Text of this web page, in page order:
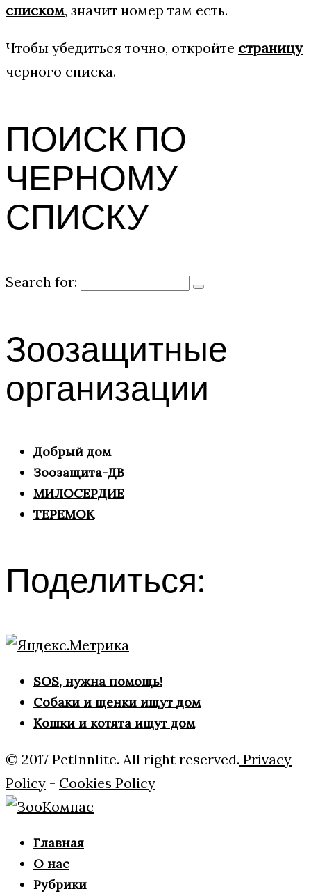
списком, значит номер там есть.
Чтобы убедиться точно, откройте страницу
черного списка.
ПОИСК ПО
ЧЕРНОМУ
СПИСКУ
Search for:
Зоозащитные
организации
Добрый дом
Зоозащита-ДВ
МИЛОСЕРДИЕ
ТЕРЕМОК
Поделиться:
SOS, нужна помощь!
Собаки и щенки ищут дом
Кошки и котята ищут дом
© 2017 PetInnlite. All right reserved. Privacy
Policy - Cookies Policy
Главная
О нас
Рубрики